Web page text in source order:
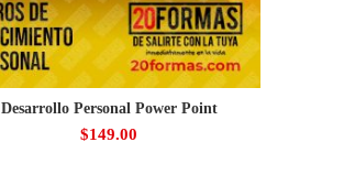
Desarrollo Personal Power Point
$149.00